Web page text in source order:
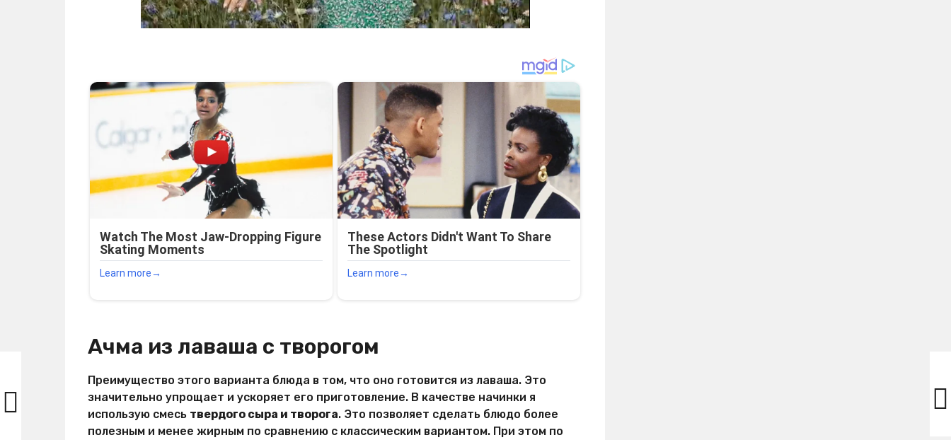
Ачма из лаваша с творогом
Преимущество этого варианта блюда в том, что оно готовится из лаваша. Это
значительно упрощает и ускоряет его приготовление. В качестве начинки я
использую смесь твердого сыра и творога. Это позволяет сделать блюдо более
полезным и менее жирным по сравнению с классическим вариантом. При этом по